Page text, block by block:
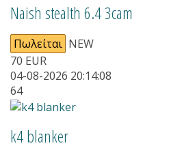
Naish stealth 6.4 3cam
Πωλείται NEW
70 EUR
04-08-2026 20:14:08
64
k4 blanker